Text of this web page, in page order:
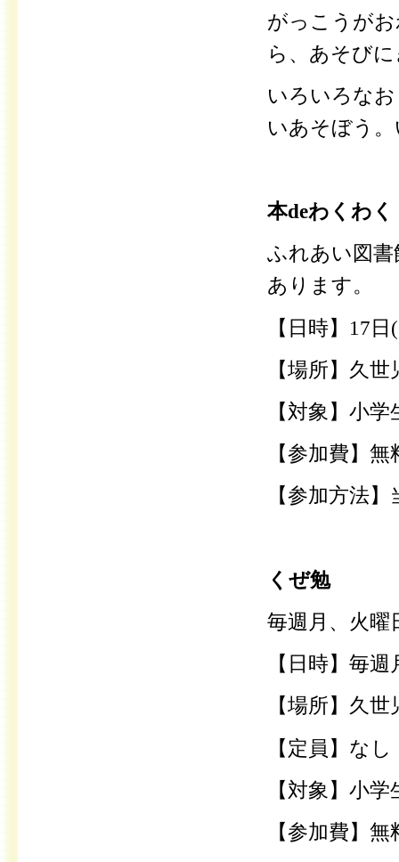
がっこうが
ら、あそび
いろいろな
いあそぼう
本deわくわく
ふれあい図
あります。
【日時】17
【場所】久世
【対象】小学
【参加費】無
【参加方法
くぜ勉
毎週月、火
【日時】毎
【場所】久世
【定員】なし
【対象】小学
【参加費】無